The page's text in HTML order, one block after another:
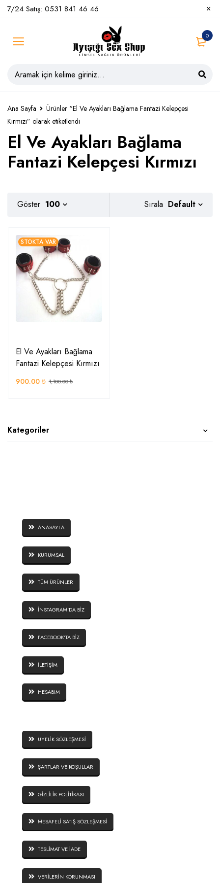
7/24 Satış: 0531 841 46 46
0
Ana Sayfa
Ürünler “El Ve Ayakları Bağlama Fantazi Kelepçesi
Kırmızı” olarak etiketlendi
El Ve Ayakları Bağlama
Fantazi Kelepçesi Kırmızı
Kategoriler
Sırala Default
Göster 100
STOKTA VAR
El Ve Ayakları Bağlama
Fantazi Kelepçesi Kırmızı
1,100.00₺
900.00 ₺
ANASAYFA
KURUMSAL
TÜM ÜRÜNLER
İNSTAGRAM'DA BİZ
FACEBOOK'TA BİZ
İLETİŞİM
HESABIM
ÜYELİK SÖZLEŞMESİ
ŞARTLAR VE KOŞULLAR
GİZLİLİK POLİTİKASI
MESAFELİ SATIŞ SÖZLEŞMESİ
TESLİMAT VE İADE
VERİLERİN KORUNMASI